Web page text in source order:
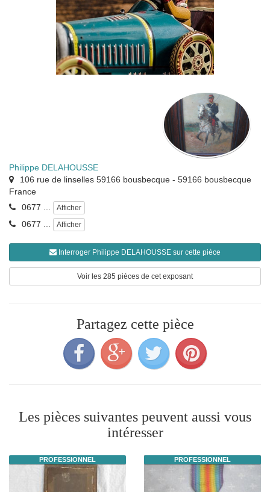
Philippe DELAHOUSSE
106 rue de linselles 59166 bousbecque - 59166 bousbecque
France
0677 ...
Afficher
0677 ... Afficher
Interroger Philippe DELAHOUSSE sur cette pièce
Voir les 285 pièces de cet exposant
Partagez cette pièce
Les pièces suivantes peuvent aussi vous
intéresser
PROFESSIONNEL PROFESSIONNEL